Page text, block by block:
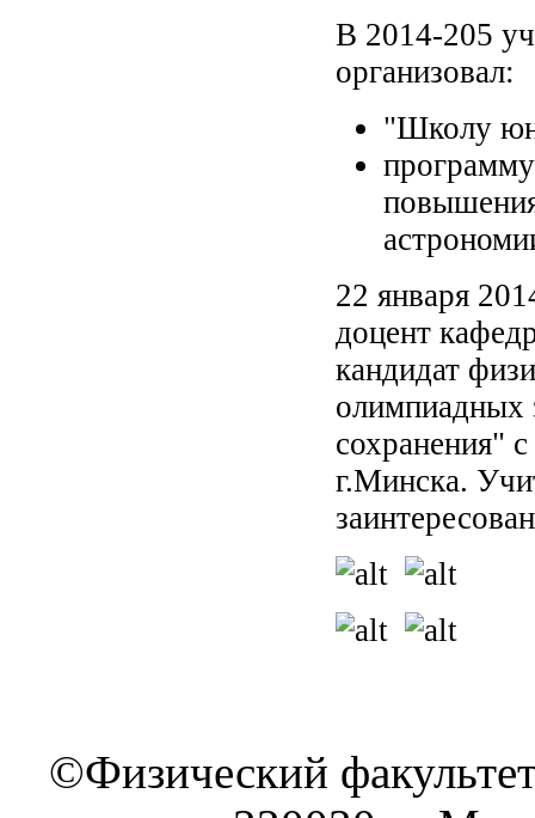
В 2014-205
организовал:
"Школу
22 января
доцент
кандидат
олимпиадных
сохранения"
г.Минска.
©Физический